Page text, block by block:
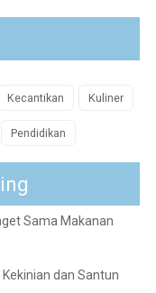
Kecantikan Kuliner
Pendidikan
Sama Makanan
dan Santun